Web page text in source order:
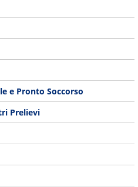
e Pronto Soccorso
Prelievi